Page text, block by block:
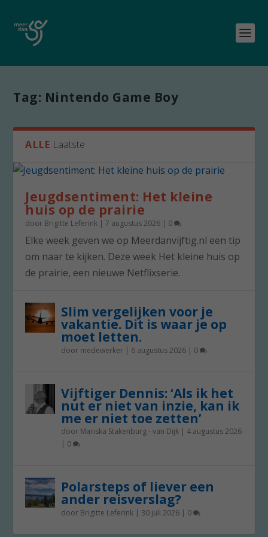
Tag: Nintendo Game Boy
ALLE Laatste
Jeugdsentiment: Het kleine
huis op de prairie
door Brigitte Leferink |7 augustus 2026 | 0
Elke week geven we op Meerdanvijftig.nl een tip
om naar te kijken. Deze week Het kleine huis op
de prairie, een nieuwe Netflixserie.
Slim vergelijken voor je
vakantie. Dit is waar je op
moet letten.
door medewerker | 6 augustus 2026 | 0
Vijftiger Dennis: ‘Als ik het
nut er niet van inzie, kan ik
me er niet toe zetten’
door Mariska Stakenburg - van Dijk | 4 augustus 2026
| 0
Polarsteps of liever een
ander reisverslag?
door Brigitte Leferink | 30 juli 2026 | 0